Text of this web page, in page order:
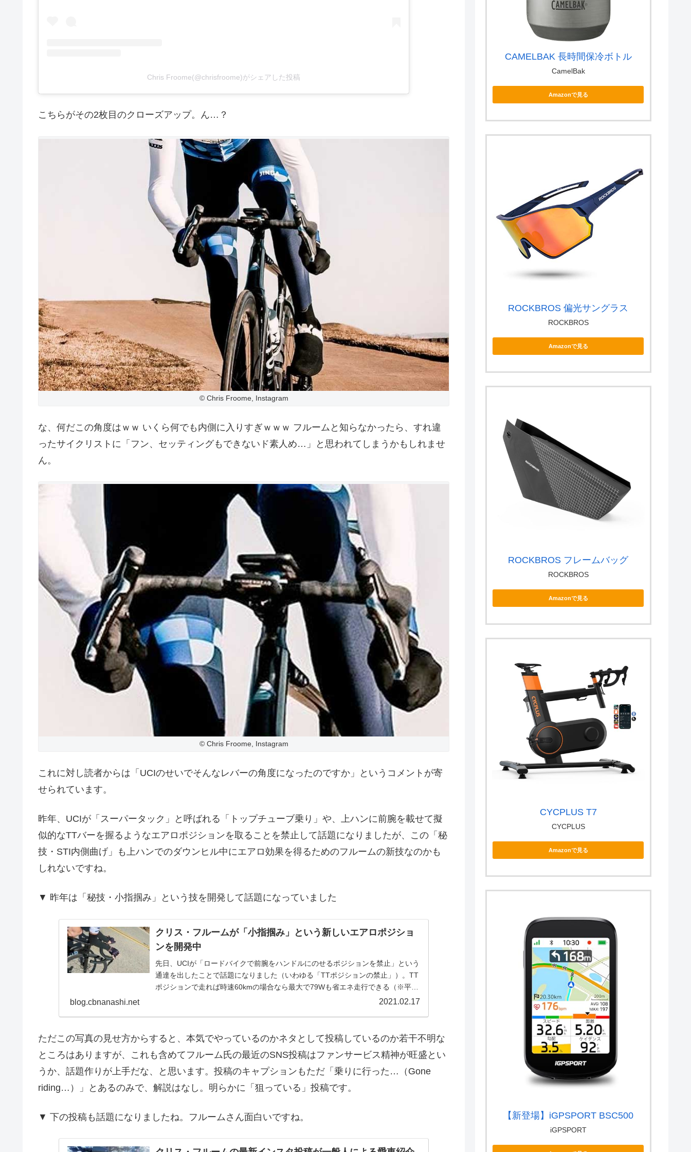
Chris Froome(@chrisfroome)がシェアした投稿
こちらがその2枚目のクローズアップ。ん…？
© Chris Froome, Instagram
な、何だこの角度はｗｗ いくら何でも内側に入りすぎｗｗｗ フルームと知らなかったら、すれ違
ったサイクリストに「フン、セッティングもできないド素人め…」と思われてしまうかもしれませ
ん。
© Chris Froome, Instagram
これに対し読者からは「UCIのせいでそんなレバーの角度になったのですか」というコメントが寄
せられています。
昨年、UCIが「スーパータック」と呼ばれる「トップチューブ乗り」や、上ハンに前腕を載せて擬
似的なTTバーを握るようなエアロポジションを取ることを禁止して話題になりましたが、この「秘
技・STI内側曲げ」も上ハンでのダウンヒル中にエアロ効果を得るためのフルームの新技なのかも
しれないですね。
▼ 昨年は「秘技・小指掴み」という技を開発して話題になっていました
クリス・フルームが「小指掴み」という新しいエアロポジショ
ンを開発中
先日、UCIが「ロードバイクで前腕をハンドルにのせるポジションを禁止」という
通達を出したことで話題になりました（いわゆる「TTポジションの禁止」）。TT
ポジションで走れば時速60kmの場合なら最大で79Wも省エネ走行できる（※平地
blog.cbnanashi.net 2021.02.17
ただこの写真の見せ方からすると、本気でやっているのかネタとして投稿しているのか若干不明な
ところはありますが、これも含めてフルーム氏の最近のSNS投稿はファンサービス精神が旺盛とい
うか、話題作りが上手だな、と思います。投稿のキャプションもただ「乗りに行った…（Gone
riding…）」とあるのみで、解説はなし。明らかに「狙っている」投稿です。
▼ 下の投稿も話題になりましたね。フルームさん面白いですね。
CAMELBAK 長時間保冷ボトル
CamelBak
Amazonで見る
ROCKBROS 偏光サングラス
ROCKBROS
Amazonで見る
ROCKBROS フレームバッグ
ROCKBROS
Amazonで見る
CYCPLUS T7
CYCPLUS
Amazonで見る
【新登場】iGPSPORT BSC500
iGPSPORT